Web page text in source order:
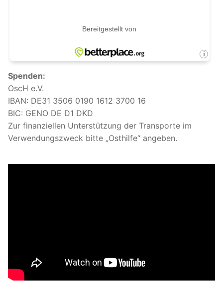
Spenden:
OscH e.V.
IBAN: DE31 3506 0190 1612 3700 16
BIC: GENO DE D1 DKD
Zur finanziellen Unterstützung der Transporte im
Verwendungszweck bitte „Osthilfe“ angeben.